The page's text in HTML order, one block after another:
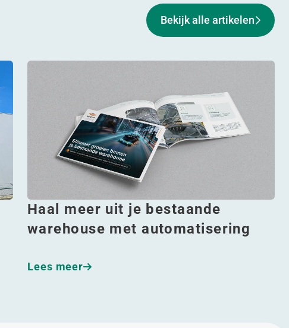
Bekijk alle artikelen
Haal meer uit je bestaande
warehouse met automatisering
Lees meer